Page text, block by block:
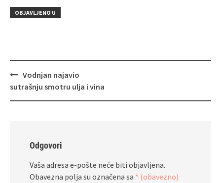
OBJAVLJENO U
Navigacija
objava
Vodnjan najavio
sutrašnju smotru ulja i vina
Odgovori
Vaša adresa e-pošte neće biti objavljena.
Obavezna polja su označena sa * (obavezno)